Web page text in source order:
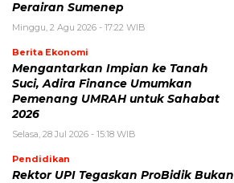
Perairan Sumenep
Minggu, 2 Agu 2026 - 17:22 WIB
Berita Ekonomi
Mengantarkan Impian ke Tanah
Suci, Adira Finance Umumkan
Pemenang UMRAH untuk Sahabat
2026
Selasa, 28 Jul 2026 - 15:18 WIB
Pendidikan
Rektor UPI Tegaskan ProBidik Bukan